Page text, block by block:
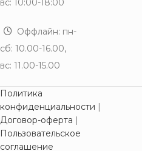
вс: 10:00-18:00
Оффлайн: пн-
сб: 10.00-16.00,
вс: 11.00-15.00
Политика
конфиденциальности |
Договор-оферта |
Пользовательское
соглашение